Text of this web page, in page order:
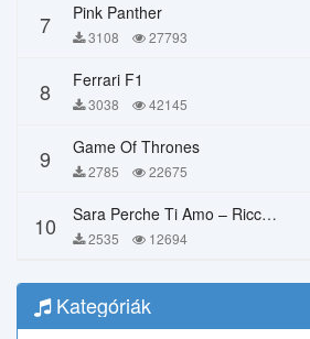
7 Pink Panther
3108 27793
8 Ferrari F1
3038 42145
9 Game Of Thrones
2785 22675
10 Sara Perche Ti Amo – Ricchi E Poveri
2535 12694
Kategóriák